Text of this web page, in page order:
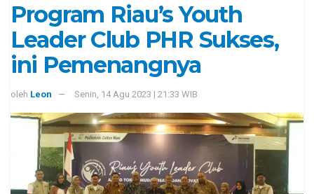
Program Riau’s Youth
Leader Club PHR Sukses,
ini Pemenangnya
oleh Leon Senin, 14 Agu 2023 | 21:33 WIB